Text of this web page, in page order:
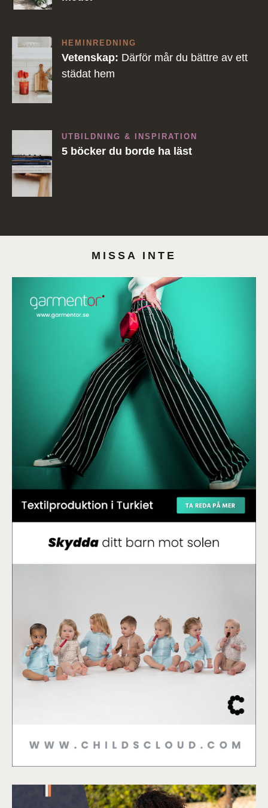
HEMINREDNING
Vetenskap: Därför mår du bättre av ett
städat hem
UTBILDNING & INSPIRATION
5 böcker du borde ha läst
MISSA INTE